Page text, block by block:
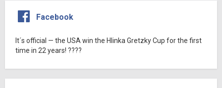
Facebook
It´s official — the USA win the Hlinka Gretzky Cup for the first
time in 22 years! ????